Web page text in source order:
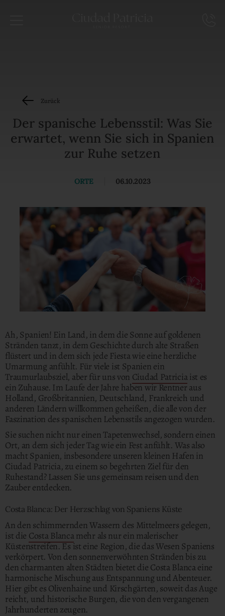
Zurück
Der spanische Lebensstil: Was Sie
erwartet, wenn Sie sich in Spanien
zur Ruhe setzen
ORTE 06.10.2023
Ah, Spanien! Ein Land, in dem die Sonne auf goldenen
Stränden tanzt, in dem Geschichte durch alte Straßen
flüstert und in dem sich jede Fiesta wie eine herzliche
Umarmung anfühlt. Für viele ist Spanien ein
Traumurlaubsziel, aber für uns von Ciudad Patriciaist es
ein Zuhause. Im Laufe der Jahre haben wir Rentner aus
Holland, Großbritannien, Deutschland, Frankreich und
anderen Ländern willkommen geheißen, die alle von der
Faszination des spanischen Lebensstils angezogen wurden.
Sie suchen nicht nur einen Tapetenwechsel, sondern einen
Ort, an dem sich jeder Tag wie ein Fest anfühlt. Was also
macht Spanien, insbesondere unseren kleinen Hafen in
Ciudad Patricia, zu einem so begehrten Ziel für den
Ruhestand? Lassen Sie uns gemeinsam reisen und den
Zauber entdecken.
Costa Blanca: Der Herzschlag von Spaniens Küste
An den schimmernden Wassern des Mittelmeers gelegen,
ist die Costa Blancamehr als nur ein malerischer
Küstenstreifen. Es ist eine Region, die das Wesen Spaniens
verkörpert. Von den sonnenverwöhnten Stränden bis zu
den charmanten alten Städten bietet die Costa Blanca eine
harmonische Mischung aus Entspannung und Abenteuer.
Hier gibt es Olivenhaine und Kirschgärten, soweit das Auge
reicht, und historische Burgen, die von den vergangenen
Jahrhunderten zeugen.